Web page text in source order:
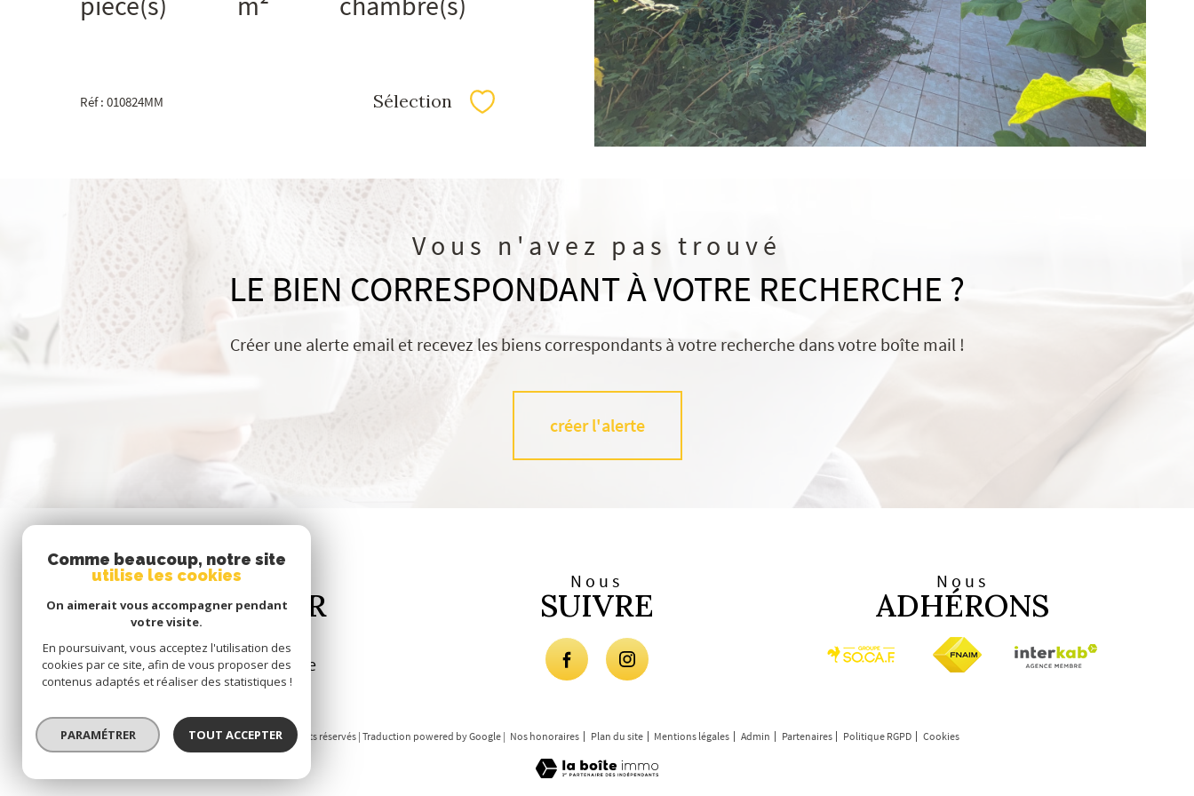
Réf : 010824MM Sélection Sélectionner
Vous n'avez pas trouvé
LE BIEN CORRESPONDANT À VOTRE RECHERCHE ?
Créer une alerte email et recevez les biens correspondants à votre recherche dans votre boîte mail !
créer l'alerte
Se
CONNECTER
espace propriétaire
Nous
SUIVRE
Nous
ADHÉRONS
© 2026 | Tous droits réservés | Traduction powered by Google | Nos honoraires Plan du site Mentions légales Admin Partenaires Politique RGPD Cookies
Comme beaucoup, notre site
utilise les cookies
On aimerait vous accompagner pendant
votre visite.
En poursuivant, vous acceptez l'utilisation des
cookies par ce site, afin de vous proposer des
contenus adaptés et réaliser des statistiques !
PARAMÉTRER TOUT ACCEPTER